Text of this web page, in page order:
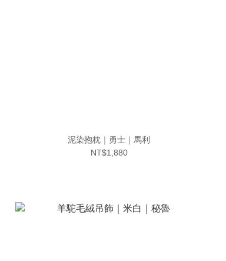
泥染抱枕｜勇士｜馬利
NT$1,880